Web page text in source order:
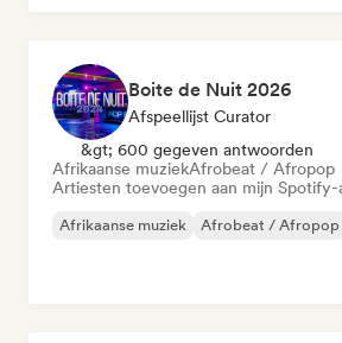
Boite de Nuit 2026
Afspeellijst Curator
&gt; 600 gegeven antwoorden
Afrikaanse muziekAfrobeat / Afropop
Artiesten toevoegen aan mijn Spotify-
Afrikaanse muziek Afrobeat / Afropop